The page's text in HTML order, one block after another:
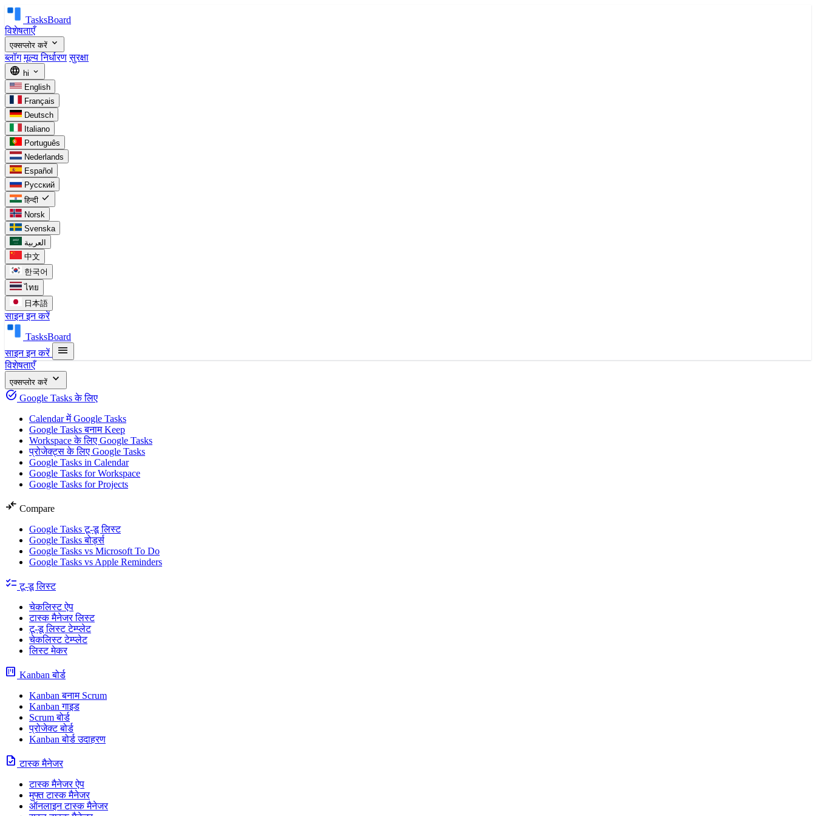
TasksBoard
विशेषताएँ
एक्सप्लोर करें expand_more
ब्लॉग मूल्य निर्धारण सुरक्षा
language hi expand_more
English
Français
Deutsch
Italiano
Português
Nederlands
Español
Русский
हिन्दी check
Norsk
Svenska
العربية
中文
한국어
ไทย
日本語
साइन इन करें
TasksBoard
साइन इन करें
menu
विशेषताएँ
एक्सप्लोर करें expand_more
task_alt Google Tasks के लिए
Calendar में Google Tasks
Google Tasks बनाम Keep
Workspace के लिए Google Tasks
प्रोजेक्ट्स के लिए Google Tasks
Google Tasks in Calendar
Google Tasks for Workspace
Google Tasks for Projects
compare_arrows Compare
Google Tasks टू-डू लिस्ट
Google Tasks बोर्ड्स
Google Tasks vs Microsoft To Do
Google Tasks vs Apple Reminders
checklist टू-डू लिस्ट
चेकलिस्ट ऐप
टास्क मैनेजर लिस्ट
टू-डू लिस्ट टेम्प्लेट
चेकलिस्ट टेम्प्लेट
लिस्ट मेकर
view_kanban Kanban बोर्ड
Kanban बनाम Scrum
Kanban गाइड
Scrum बोर्ड
प्रोजेक्ट बोर्ड
Kanban बोर्ड उदाहरण
task टास्क मैनेजर
टास्क मैनेजर ऐप
मुफ्त टास्क मैनेजर
ऑनलाइन टास्क मैनेजर